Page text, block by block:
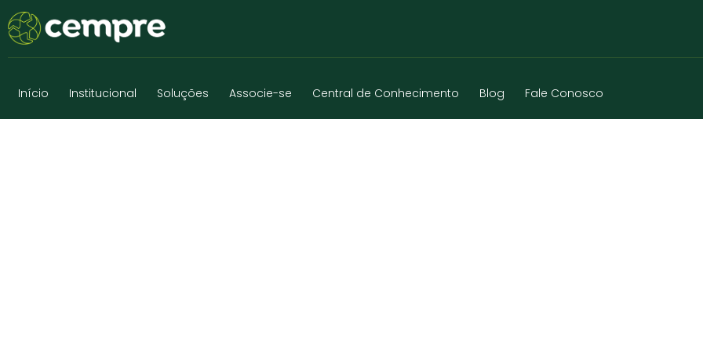
Início Institucional Soluções Associe-se Central de Conhecimento Blog Fale Conosco